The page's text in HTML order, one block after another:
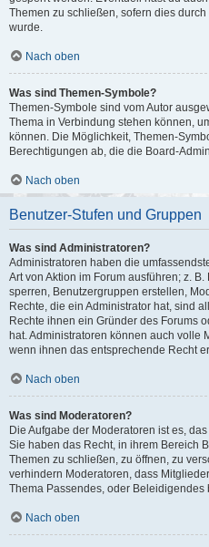
Themen zu schließen, sofern dies
wurde.
Nach oben
Was sind Themen-Symbole?
Themen-Symbole sind vom Autor
Thema in Verbindung stehen können,
können. Die Möglichkeit, Themen-
Berechtigungen ab, die die Board-
Nach oben
Benutzer-Stufen und Gruppen
Was sind Administratoren?
Administratoren haben die
Art von Aktion im Forum ausführen; z.
sperren, Benutzergruppen erstellen,
Rechte, die ein Administrator hat, sind
Rechte ihnen ein Gründer des Forums
hat. Administratoren können auch volle
wenn ihnen das entsprechende Recht
Nach oben
Was sind Moderatoren?
Die Aufgabe der Moderatoren ist es,
Sie haben das Recht, in ihrem Bereich
Themen zu schließen, zu öffnen, zu
verhindern Moderatoren, dass
Thema Passendes, oder Beleidigendes
Nach oben